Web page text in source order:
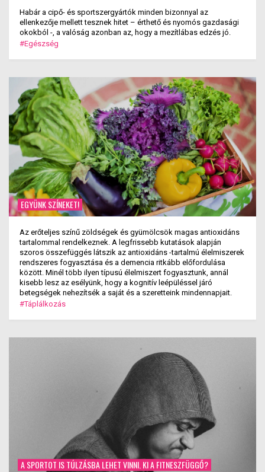
Habár a cipő- és sportszergyártók minden bizonnyal az
ellenkezője mellett tesznek hitet – érthető és nyomós gazdasági
okokból -, a valóság azonban az, hogy a mezítlábas edzés jó.
#Egészség
EGYÜNK SZÍNEKET!
Az erőteljes színű zöldségek és gyümölcsök magas antioxidáns
tartalommal rendelkeznek. A legfrissebb kutatások alapján
szoros összefüggés látszik az antioxidáns -tartalmú élelmiszerek
rendszeres fogyasztása és a demencia ritkább előfordulása
között. Minél több ilyen típusú élelmiszert fogyasztunk, annál
kisebb lesz az esélyünk, hogy a kognitív leépüléssel járó
betegségek nehezítsék a saját és a szeretteink mindennapjait.
#Táplálkozás
A SPORTOT IS TÚLZÁSBA LEHET VINNI. KI A FITNESZFÜGGŐ?